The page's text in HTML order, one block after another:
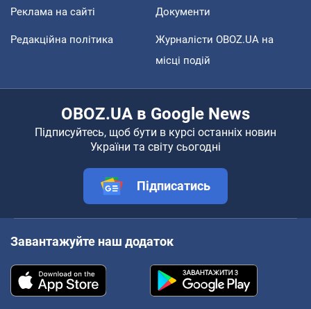
Реклама на сайті Документи
Редакційна політика
Журналісти OBOZ.UA на
місці подій
OBOZ.UA в Google News
Підписуйтесь, щоб бути в курсі останніх новин
України та світу сьогодні
Підписатись
Завантажуйте наш додаток